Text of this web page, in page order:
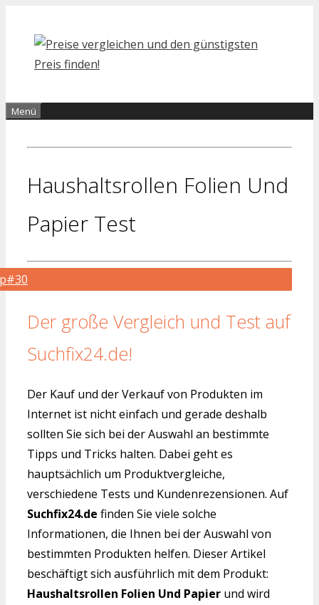
Inhalt
springen
Menü
Haushaltsrollen Folien Und
Papier Test
Der große Vergleich und Test auf
Suchfix24.de!
Der Kauf und der Verkauf von Produkten im
Internet ist nicht einfach und gerade deshalb
sollten Sie sich bei der Auswahl an bestimmte
Tipps und Tricks halten. Dabei geht es
hauptsächlich um Produktvergleiche,
verschiedene Tests und Kundenrezensionen. Auf
Suchfix24.de finden Sie viele solche
Informationen, die Ihnen bei der Auswahl von
bestimmten Produkten helfen. Dieser Artikel
beschäftigt sich ausführlich mit dem Produkt:
Haushaltsrollen Folien Und Papier und wird